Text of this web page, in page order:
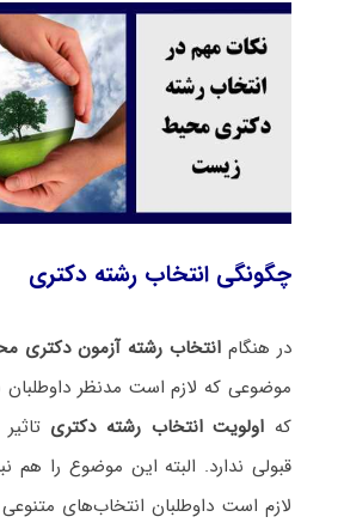
چگونگی انتخاب رشته دکتری
در هنگام انتخاب رشته آزمون دکتری
موضوعی که لازم است مدنظر داوطلبان
که اولویت انتخاب رشته دکتری
قبولی ندارد. البته این موضوع را هم
لازم است داوطلبان انتخاب‌های متنوعی